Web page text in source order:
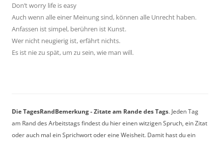
Don’t worry life is easy
Auch wenn alle einer Meinung sind, können alle Unrecht haben.
Anfassen ist simpel, berühren ist Kunst.
Wer nicht neugierig ist, erfährt nichts.
Es ist nie zu spät, um zu sein, wie man will.
Die TagesRandBemerkung - Zitate am Rande des Tags. Jeden Tag
am Rand des Arbeitstags findest du hier einen witzigen Spruch, ein Zitat
oder auch mal ein Sprichwort oder eine Weisheit. Damit hast du ein